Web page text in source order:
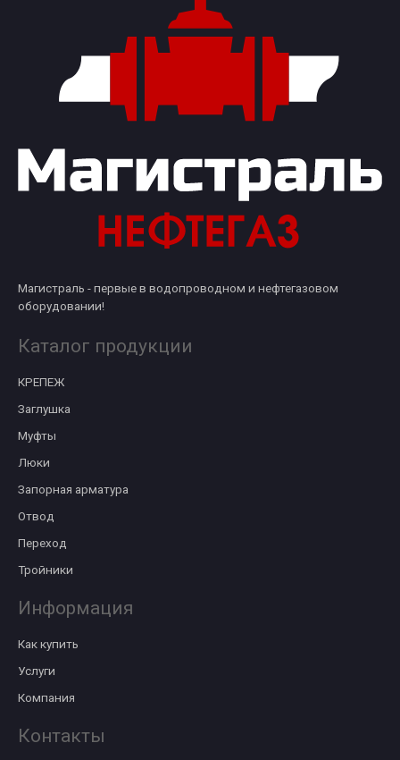
Магистраль - первые в водопроводном и нефтегазовом
оборудовании!
Каталог продукции
КРЕПЕЖ
Заглушка
Муфты
Люки
Запорная арматура
Отвод
Переход
Тройники
Информация
Как купить
Услуги
Компания
Контакты